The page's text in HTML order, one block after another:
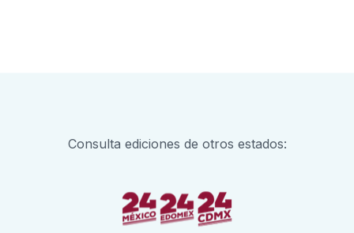
Consulta ediciones de otros estados: